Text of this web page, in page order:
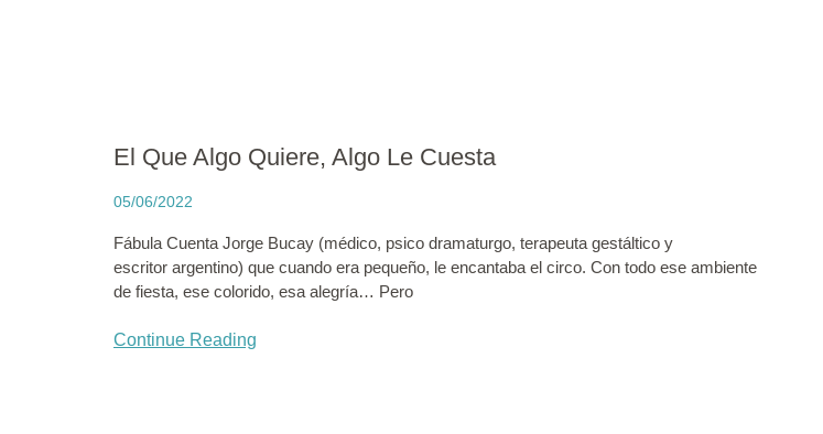
El Que Algo Quiere, Algo Le Cuesta
05/06/2022
Fábula Cuenta Jorge Bucay (médico, psico dramaturgo, terapeuta gestáltico y
escritor argentino) que cuando era pequeño, le encantaba el circo. Con todo ese ambiente
de fiesta, ese colorido, esa alegría… Pero
Continue Reading